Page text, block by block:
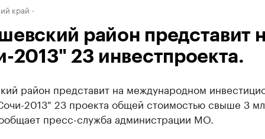
край
район представит
2013" 23 инвестпроекта.
район представит на международном
2013" 23 проекта общей стоимостью свыше 3
пресс-служба администрации МО.